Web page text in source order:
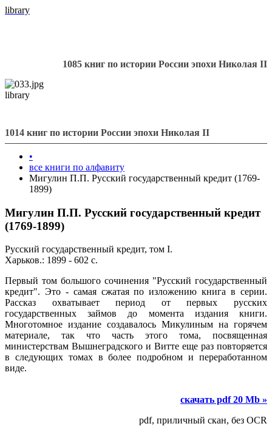
library
1085 книг по истории России эпохи Николая II
library
1014 книг по истории России эпохи Николая II
•
все книги по алфавиту
Мигулин П.П. Русский государственный кредит (1769-
1899)
Мигулин П.П. Русский государственный кредит
(1769-1899)
Русский государственный кредит, том I.
Харьков.: 1899 - 602 с.
Первый том большого сочинения "Русский государственный
кредит". Это - самая сжатая по изложению книга в серии.
Рассказ охватывает период от первых русских
государственных займов до момента издания книги.
Многотомное издание создавалось Микулиным на горячем
материале, так что часть этого тома, посвященная
министерствам Вышнеградского и Витте еще раз повторяется
в следующих томах в более подробном и переработанном
виде.
скачать pdf 20 Mb »
pdf, приличный скан, без OCR